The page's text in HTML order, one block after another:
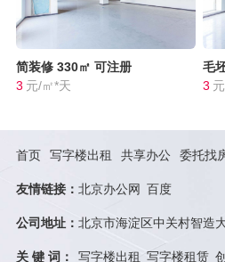
简装修 330㎡ 可注册
3 元/㎡*天
毛
3
首页 写字楼出租 共享办公 委托找
友情链接： 北京办公网 百度
公司地址： 北京市海淀区中关村智造
关 键 词： 写字楼出租 写字楼租赁